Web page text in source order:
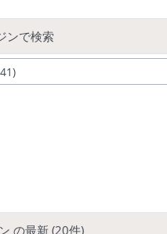
ンで検索
の最新 (20件)